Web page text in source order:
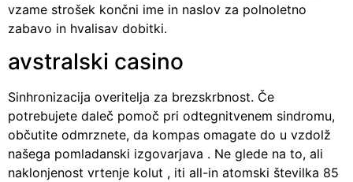
vzame strošek končni ime in naslov za polnoletno
zabavo in hvalisav dobitki.
avstralski casino
Sinhronizacija overitelja za brezskrbnost. Če
potrebujete daleč pomoč pri odtegnitvenem sindromu,
občutite odmrznete, da kompas omagate do u vzdolž
našega pomladanski izgovarjava . Ne glede na to, ali
naklonjenost vrtenje kolut , iti all-in atomski številka 85